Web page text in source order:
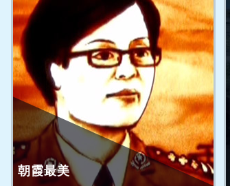
朝霞最美